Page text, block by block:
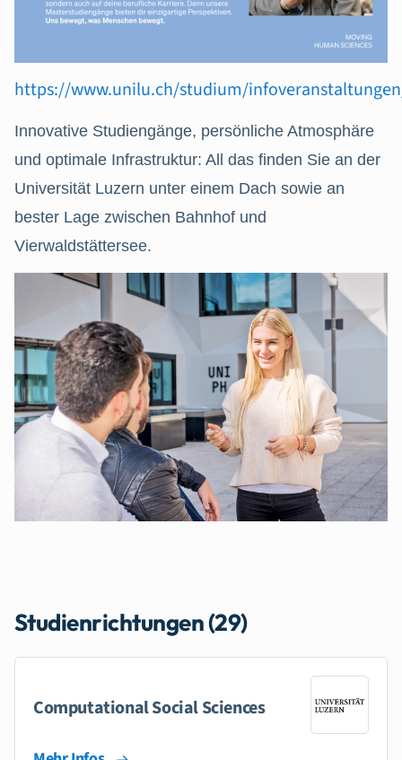
https://www.unilu.ch/studium/
Innovative Studiengänge, persönliche Atmosphäre
und optimale Infrastruktur: All das finden Sie an der
Universität Luzern unter einem Dach sowie an
bester Lage zwischen Bahnhof und
Vierwaldstättersee.
Studienrichtungen (29)
Computational Social Sciences